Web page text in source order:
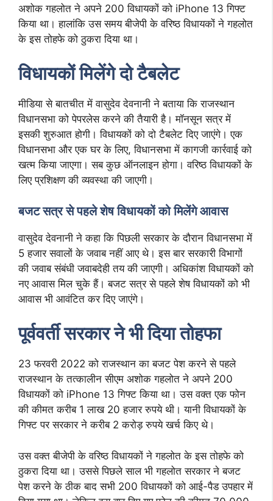
अशोक गहलोत ने अपने 200 विधायकों को iPhone 13 गिफ्ट
किया था। हालांकि उस समय बीजेपी के वरिष्ठ विधायकों ने गहलोत
के इस तोहफे को ठुकरा दिया था।
विधायकों मिलेंगे दो टैबलेट
मीडिया से बातचीत में वासुदेव देवनानी ने बताया कि राजस्थान
विधानसभा को पेपरलेस करने की तैयारी है। मॉनसून सत्र में
इसकी शुरुआत होगी। विधायकों को दो टैबलेट दिए जाएंगे। एक
विधानसभा और एक घर के लिए, विधानसभा में कागजी कार्रवाई को
खत्म किया जाएगा। सब कुछ ऑनलाइन होगा। वरिष्ठ विधायकों के
लिए प्रशिक्षण की व्यवस्था की जाएगी।
बजट सत्र से पहले शेष विधायकों को मिलेंगे आवास
वासुदेव देवनानी ने कहा कि पिछली सरकार के दौरान विधानसभा में
5 हजार सवालों के जवाब नहीं आए थे। इस बार सरकारी विभागों
की जवाब संबंधी जवाबदेही तय की जाएगी। अधिकांश विधायकों को
नए आवास मिल चुके हैं। बजट सत्र से पहले शेष विधायकों को भी
आवास भी आवंटित कर दिए जाएंगे।
पूर्ववर्ती सरकार ने भी दिया तोहफा
23 फरवरी 2022 को राजस्थान का बजट पेश करने से पहले
राजस्थान के तत्कालीन सीएम अशोक गहलोत ने अपने 200
विधायकों को iPhone 13 गिफ्ट किया था। उस वक्त एक फोन
की कीमत करीब 1 लाख 20 हजार रुपये थी। यानी विधायकों के
गिफ्ट पर सरकार ने करीब 2 करोड़ रुपये खर्च किए थे।
उस वक्त बीजेपी के वरिष्ठ विधायकों ने गहलोत के इस तोहफे को
ठुकरा दिया था। उससे पिछले साल भी गहलोत सरकार ने बजट
पेश करने के ठीक बाद सभी 200 विधायकों को आई-पैड उपहार में